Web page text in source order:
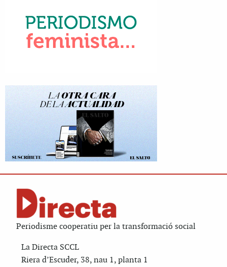
Periodisme cooperatiu per la transformació social
La Directa SCCL
Riera d’Escuder, 38, nau 1, planta 1